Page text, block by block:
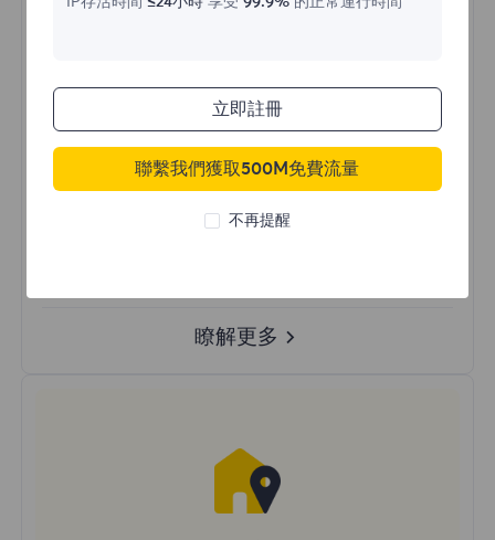
/天
立即購買
不限流量使用
全球超過50個地區
瞭解更多
立即註冊
聯繫我們獲取500M免費流量
不再提醒